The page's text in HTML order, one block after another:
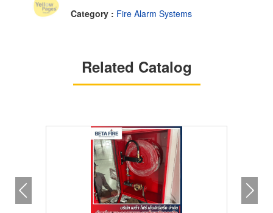
Category : Fire Alarm Systems
Related Catalog